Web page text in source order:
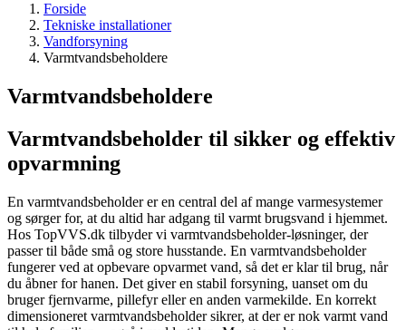
Forside
Tekniske installationer
Vandforsyning
Varmtvandsbeholdere
Varmtvandsbeholdere
Varmtvandsbeholder til sikker og effektiv
opvarmning
En varmtvandsbeholder er en central del af mange varmesystemer
og sørger for, at du altid har adgang til varmt brugsvand i hjemmet.
Hos TopVVS.dk tilbyder vi varmtvandsbeholder-løsninger, der
passer til både små og store husstande. En varmtvandsbeholder
fungerer ved at opbevare opvarmet vand, så det er klar til brug, når
du åbner for hanen. Det giver en stabil forsyning, uanset om du
bruger fjernvarme, pillefyr eller en anden varmekilde. En korrekt
dimensioneret varmtvandsbeholder sikrer, at der er nok varmt vand